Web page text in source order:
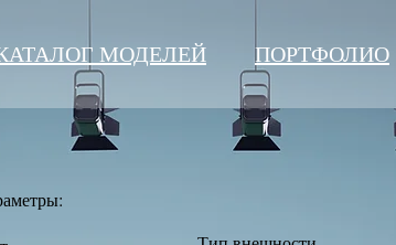
МОДЕЛЕЙ ПОРТФОЛИО